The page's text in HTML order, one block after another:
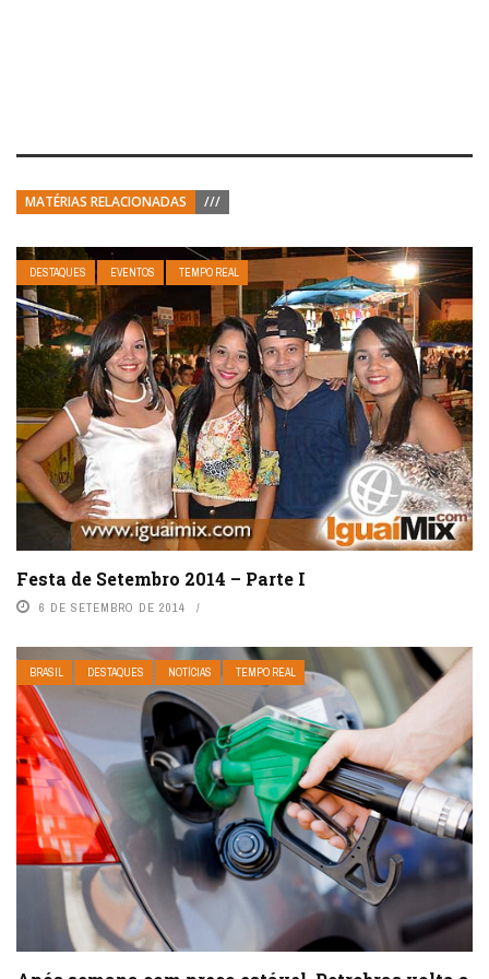
MATÉRIAS RELACIONADAS ///
DESTAQUES EVENTOS TEMPO REAL
Festa de Setembro 2014 – Parte I
6 DE SETEMBRO DE 2014
BRASIL DESTAQUES NOTÍCIAS TEMPO REAL